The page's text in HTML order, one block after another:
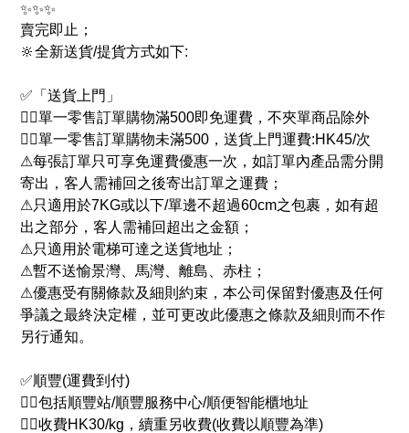
✨✨✨
賣完即止；
🔆全新送貨/提貨方式如下:
✅「送貨上門」
👉🏻單一零售訂單購物滿500即免運費，不夾單商品除外
👉🏻單一零售訂單購物未滿500，送貨上門運費:HK45/次
⚠每張訂單只可享免運費優惠一次，如訂單內產品需分開
寄出，客人需補回之後寄出訂單之運費；
⚠只適用於7KG或以下/單邊不超過60cm之包裹，如有超
出之部分，客人需補回超出之金額；
⚠只適用於電梯可達之送貨地址；
⚠暫不送愉景灣、馬灣、離島、赤柱；
⚠優惠受有關條款及細則約束，本公司保留對優惠及任何
爭議之最終決定權，並可更改此優惠之條款及細則而不作
另行通知。
✅順豐(運費到付)
👉🏻包括順豐站/順豐服務中心/順便智能櫃地址
👉🏻收費HK30/kg，續重另收費(收費以順豐為準)